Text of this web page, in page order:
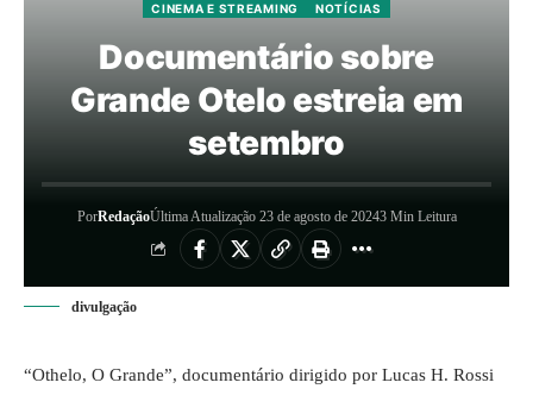
CINEMA E STREAMING NOTÍCIAS
Documentário sobre
Grande Otelo estreia em
setembro
PorRedaçãoÚltima Atualização 23 de agosto de 20243 Min Leitura
divulgação
“Othelo, O Grande”, documentário dirigido por Lucas H. Rossi